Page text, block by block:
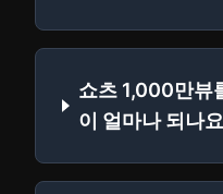
쇼츠 1,000만뷰
이 얼마나 되나